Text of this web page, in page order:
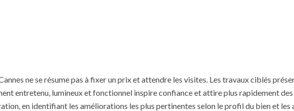
ne se résume pas à fixer un prix et attendre les visites. Les travaux ciblés
entretenu, lumineux et fonctionnel inspire confiance et attire plus rapidement
en identifiant les améliorations les plus pertinentes selon le profil du bien et les